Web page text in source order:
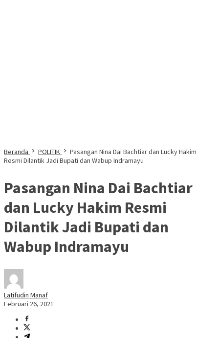
Beranda POLITIK
Pasangan Nina Dai Bachtiar dan Lucky Hakim
Resmi Dilantik Jadi Bupati dan Wabup Indramayu
Pasangan Nina Dai Bachtiar
dan Lucky Hakim Resmi
Dilantik Jadi Bupati dan
Wabup Indramayu
Latifudin Manaf
Februari 26, 2021